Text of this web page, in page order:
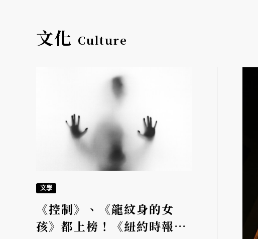
文化 Culture
文學
《控制》、《龍紋身的女
孩》都上榜！《紐約時報》